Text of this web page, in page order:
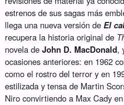
estrenos de sus sagas más
llega una nueva versión deEl
recupera la historia original de
novela deJohn D. MacDonald,
ocasiones anteriores: en 1962
como el rostro del terror y en
estilizada y tensa de Martin
Niro convirtiendo a Max Cady